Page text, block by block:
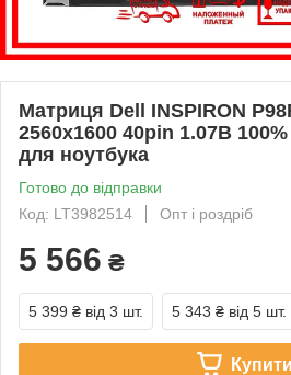
Матриця Dell INSPIRON
2560x1600 40pin 1.07B
для ноутбука
Готово до відправки
Код: LT3982514
Опт і роздріб
5 566 ₴
5 399 ₴ від 3 шт. 5 343 ₴ від 5 шт.
Купити